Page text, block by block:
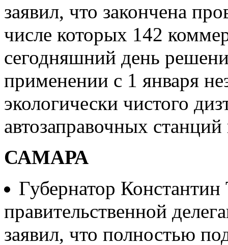
заявил, что закончена
числе которых 142
сегодняшний день
применении с 1 января
экологически чистого
автозаправочных станций
САМАРА
Губернатор
правительственной
заявил, что полностью